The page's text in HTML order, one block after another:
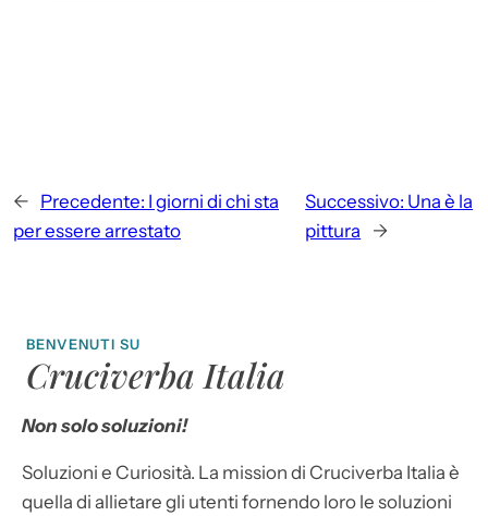
← Precedente: I giorni di chi sta
per essere arrestato
Successivo: Una è la
pittura
→
BENVENUTI SU
Cruciverba Italia
Non solo soluzioni!
Soluzioni e Curiosità. La mission di Cruciverba Italia è
quella di allietare gli utenti fornendo loro le soluzioni